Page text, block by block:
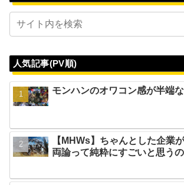
人気記事(PV順)
モンハンのオワコン感が半端
【MHWs】ちゃんとした企業
両論って純粋にすごいと思うの